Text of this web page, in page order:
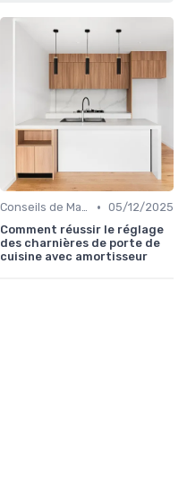
Conseils de Maintenance • 05/12/2025
Comment réussir le réglage
des charnières de porte de
cuisine avec amortisseur